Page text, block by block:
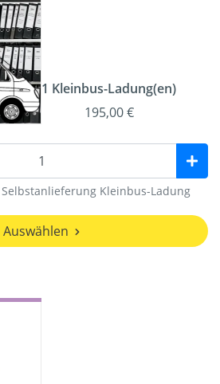
1 Kleinbus-Ladung(en)
195,00 €
Kleinbus-Ladung
Auswählen